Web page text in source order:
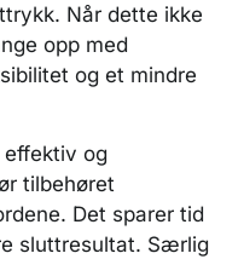
Når dette ikke
opp med
og et mindre
effektiv og
tilbehøret
Det sparer tid
sluttresultat. Særlig